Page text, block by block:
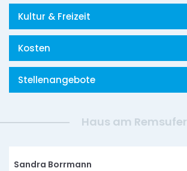
Kultur & Freizeit
Kosten
Stellenangebote
Haus am Remsufer
Sandra Borrmann